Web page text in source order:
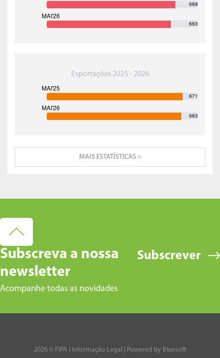
688
663
Exportações 2025 - 2026
671
663
MAIS ESTATÍSTICAS >
Subscreva a nossa
newsletter
Acompanhe todas as novidades
Subscrever
2026 © FIPA | Informação Legal | Powered by Bluesoft